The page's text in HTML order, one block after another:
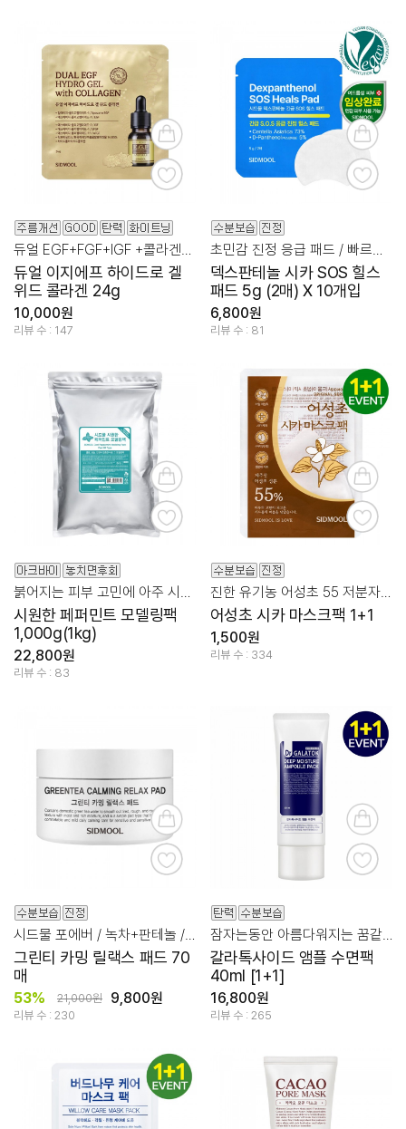
듀얼 이지에프 하이드로 겔
위드 콜라겐 24g
10,000원
리뷰 수 : 147
덱스판테놀 시카 SOS 힐스
패드 5g (2매) X 10개입
6,800원
리뷰 수 : 81
시원한 페퍼민트 모델링팩
1,000g(1kg)
22,800원
리뷰 수 : 83
진한 유기농 어성초 55 저분자 히알루론산/병풀파우더
어성초 시카 마스크팩 1+1
1,500원
리뷰 수 : 334
그린티 카밍 릴랙스 패드 70
매
53% 21,000원 9,800원
리뷰 수 : 230
잠자는동안 아름다워지는 꿈같은 스킨 케어
갈라톡사이드 앰플 수면팩
40ml [1+1]
16,800원
리뷰 수 : 265